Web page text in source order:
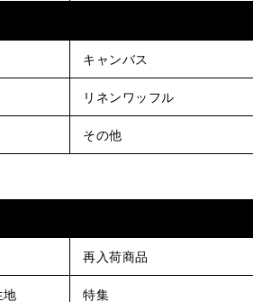
キャンバス
リネンワッフル
その他
再入荷商品
地 特集